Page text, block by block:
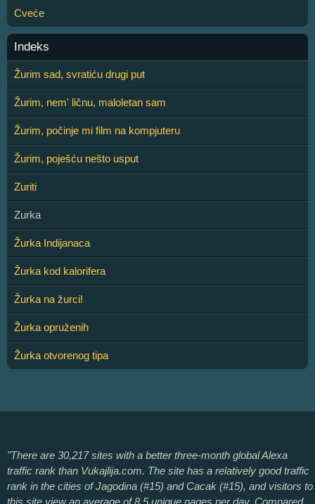
Cveće
Indeks
Žurim sad, svratiću drugi put
Žurim, nem' ličnu, maloletan sam
Žurim, počinje mi film na kompjuteru
Žurim, poješću nešto usput
Zuriti
Zurka
Žurka Indijanaca
Žurka kod kalorifera
Žurka na žurci!
Žurka opruženih
Žurka otvorenog tipa
"There are 30,217 sites with a better three-month global Alexa
traffic rank than Vukajlija.com. The site has a relatively good traffic
rank in the cities of Jagodina (#15) and Cacak (#15), and visitors to
this site view an average of 8.5 unique pages per day. Compared